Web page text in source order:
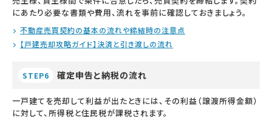
にあたり必要な書類や費用、流れを事前に確認しておきましょう。
不動産売買契約の基本の流れや締結時の注意点
【戸建売却攻略ガイド】決済と引き渡しの流れ
STEP6 確定申告と納税の流れ
一戸建てを売却して利益が出たときには、その利益（譲渡所得金額）
に対して、所得税と住民税が課税されます。